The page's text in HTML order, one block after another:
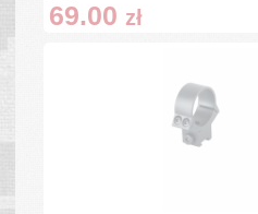
69.00 zł